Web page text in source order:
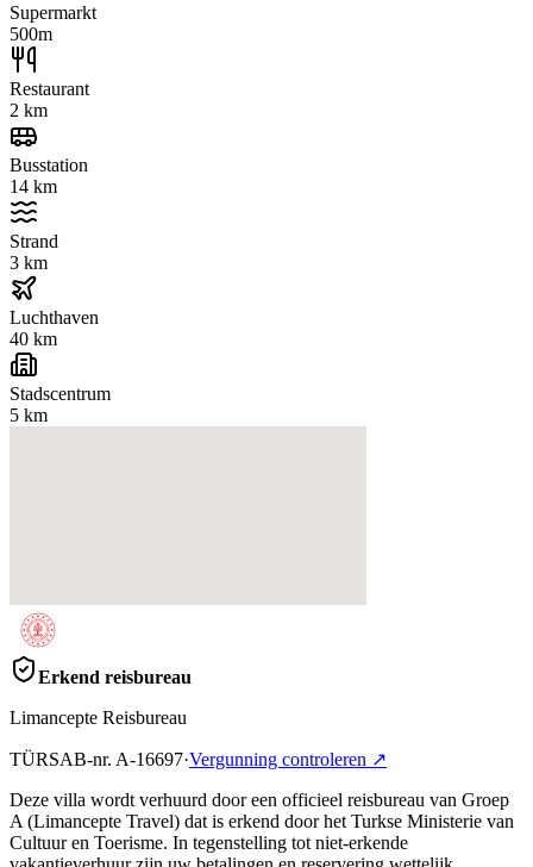
Supermarkt
500m
Restaurant
2 km
Busstation
14 km
Strand
3 km
Luchthaven
40 km
Stadscentrum
5 km
Erkend reisbureau
Limancepte Reisbureau
TÜRSAB-nr. A-16697·Vergunning controleren ↗
Deze villa wordt verhuurd door een officieel reisbureau van Groep
A (Limancepte Travel) dat is erkend door het Turkse Ministerie van
Cultuur en Toerisme. In tegenstelling tot niet-erkende